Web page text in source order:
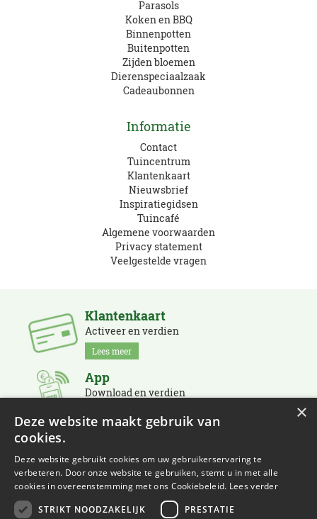
Parasols
Koken en BBQ
Binnenpotten
Buitenpotten
Zijden bloemen
Dierenspeciaalzaak
Cadeaubonnen
Informatie
Contact
Tuincentrum
Klantenkaart
Nieuwsbrief
Inspiratiegidsen
Tuincafé
Algemene voorwaarden
Privacy statement
Veelgestelde vragen
Klantenkaart
Activeer en verdien
Lees meer
App
Download en verdien
Schrijf je in en blijf op de hoogte
Lees meer
×
Deze website maakt gebruik van
cookies.
Deze website gebruikt cookies om uw gebruikerservaring te
verbeteren. Door onze website te gebruiken, stemt u in met alle
cookies in overeenstemming met ons Cookiebeleid. Lees verder
STRIKT NOODZAKELIJK
PRESTATIE